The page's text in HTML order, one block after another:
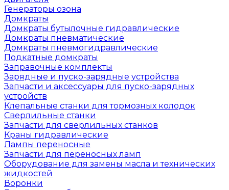
Генераторы озона
Домкраты
Домкраты бутылочные гидравлические
Домкраты пневматические
Домкраты пневмогидравлические
Подкатные домкраты
Заправочные комплекты
Зарядные и пуско-зарядные устройства
Запчасти и аксессуары для пуско-зарядных
устройств
Клепальные станки для тормозных колодок
Сверлильные станки
Запчасти для сверлильных станков
Краны гидравлические
Лампы переносные
Запчасти для переносных ламп
Оборудование для замены масла и технических
жидкостей
Воронки